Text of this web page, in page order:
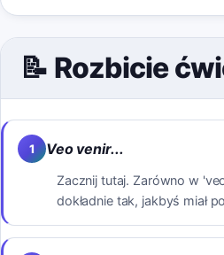
📝 Rozbicie
1 Veo venir...
Zacznij tutaj. Zarówno w
dokładnie tak, jakbyś miał